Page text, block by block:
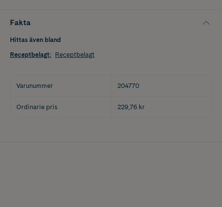
Fakta
Hittas även bland
Receptbelagt: Receptbelagt
Varunummer 204770
Ordinarie pris 229,76 kr